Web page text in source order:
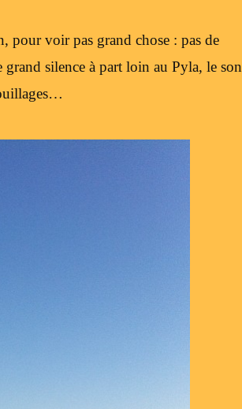
pour voir pas grand chose : pas de
grand silence à part loin au Pyla, le son